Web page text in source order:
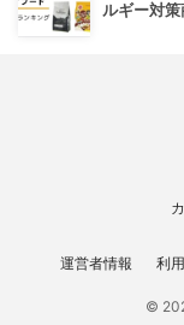
ルギー対
運営者情報 利
©